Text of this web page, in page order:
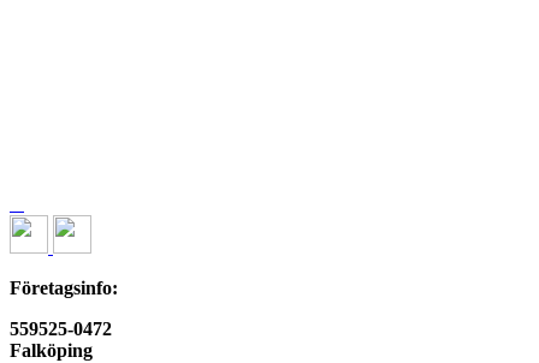
Företagsinfo:
559525-0472
Falköping